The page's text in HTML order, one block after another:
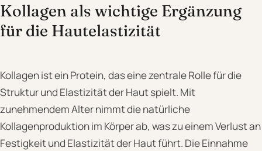
Kollagen als wichtige Ergänzung
für die Hautelastizität
Kollagen ist ein Protein, das eine zentrale Rolle für die
Struktur und Elastizität der Haut spielt. Mit
zunehmendem Alter nimmt die natürliche
Kollagenproduktion im Körper ab, was zu einem Verlust an
Festigkeit und Elastizität der Haut führt. Die Einnahme